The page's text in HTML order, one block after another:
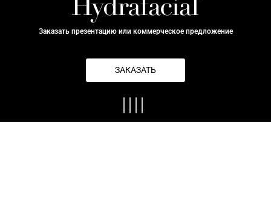
Заказать презентацию или коммерческое предложение
ЗАКАЗАТЬ